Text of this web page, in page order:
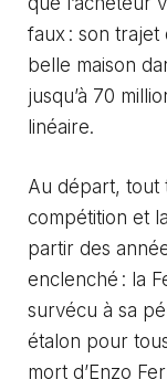
faux : son
belle maison
jusqu’à 70
linéaire.
Au départ, tout
compétition et
partir des
enclenché : la
survécu à sa
étalon pour
mort d’Enzo